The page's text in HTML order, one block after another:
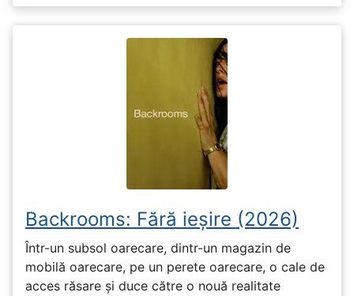
Backrooms: Fără ieșire (2026)
Într-un subsol oarecare, dintr-un magazin de
mobilă oarecare, pe un perete oarecare, o cale de
acces răsare și duce către o nouă realitate